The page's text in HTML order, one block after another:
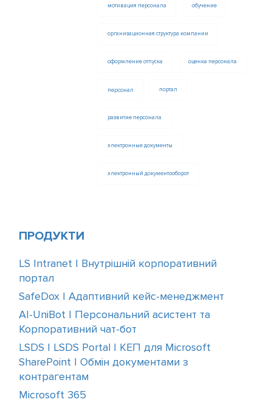
мотивация персонала обучение
организационная структура компании
оформление отпуска оценка персонала
персонал портал
развитие персонала
электронные документы
электронный документооборот
ПРОДУКТИ
LS Intranet | Внутрішній корпоративний
портал
SafeDox | Адаптивний кейс-менеджмент
AI-UniBot | Персональний асистент та
Корпоративний чат-бот
LSDS | LSDS Portal | КЕП для Microsoft
SharePoint | Обмін документами з
контрагентам
Microsoft 365